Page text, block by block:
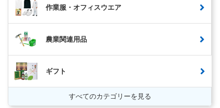
作業服・オフィスウエア
農業関連用品
ギフト
すべてのカテゴリーを見る